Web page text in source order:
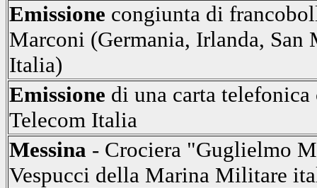
Emissione congiunta di
Marconi (Germania, Irlanda,
Italia)
Emissione di una carta
Telecom Italia
Messina - Crociera "Guglielmo
Vespucci della Marina Militare